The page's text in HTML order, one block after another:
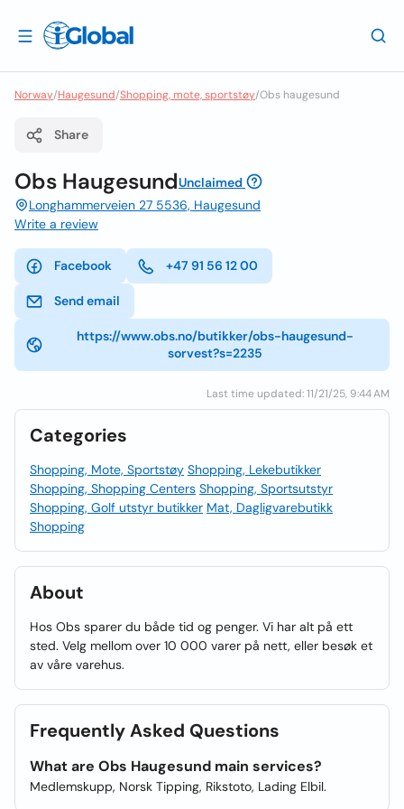
Norway/Haugesund/Shopping, mote, sportstøy/Obs haugesund
Share
Obs HaugesundUnclaimed
Longhammerveien 27 5536, Haugesund
Write a review
Facebook +47 91 56 12 00
Send email
https://www.obs.no/butikker/obs-haugesund-
sorvest?s=2235
Last time updated: 11/21/25, 9:44 AM
Categories
Shopping, Mote, Sportstøy Shopping, Lekebutikker
Shopping, Shopping Centers Shopping, Sportsutstyr
Shopping, Golf utstyr butikker Mat, Dagligvarebutikk
Shopping
About
Hos Obs sparer du både tid og penger. Vi har alt på ett
sted. Velg mellom over 10 000 varer på nett, eller besøk et
av våre varehus.
Frequently Asked Questions
What are Obs Haugesund main services?
Medlemskupp, Norsk Tipping, Rikstoto, Lading Elbil.